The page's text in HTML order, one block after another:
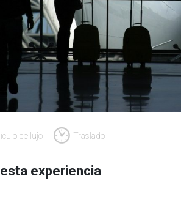
de lujo Traslado
experiencia